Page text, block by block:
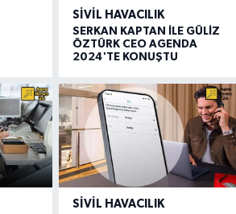
SIVIL HAVACILIK
SERKAN KAPTAN İLE GÜLİZ
ÖZTÜRK CEO AGENDA
2024'TE KONUŞTU
SIVIL HAVACILIK